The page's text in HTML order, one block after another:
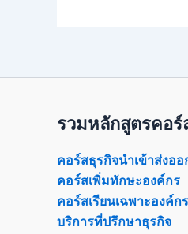
รวมหลักสูตรคอร์
คอร์สธุรกิจนำเข้าส่งออ
คอร์สเพิ่มทักษะองค์กร
คอร์สเรียนเฉพาะองค์
บริการที่ปรึกษาธุรกิจ